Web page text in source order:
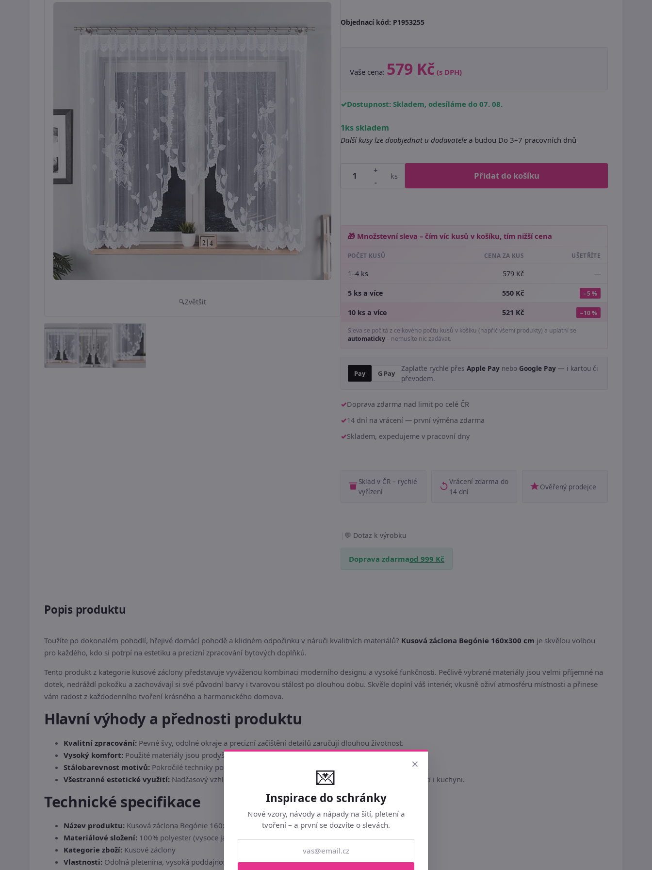
Zvětšit
Objednací kód: P1953255
Vaše cena: 579 Kč (s DPH)
Dostupnost: Skladem, odesíláme do 07. 08.
1ks skladem
Další kusy lze doobjednat u dodavatele a budou Do 3–7 pracovních dnů
+
-
ks Přidat do košíku
🎁 Množstevní sleva – čím víc kusů v košíku, tím nižší cena
POČET KUSŮ CENA ZA KUS UŠETŘÍTE
1–4 ks 579 Kč —
5 ks a více 550 Kč −5 %
10 ks a více 521 Kč −10 %
Sleva se počítá z celkového počtu kusů v košíku (napříč všemi produkty) a uplatní se
automaticky– nemusíte nic zadávat.
Pay G Pay
Zaplaťte rychle přes Apple Pay nebo Google Pay — i kartou či
převodem.
Doprava zdarma nad limit po celé ČR
14 dní na vrácení — první výměna zdarma
Skladem, expedujeme v pracovní dny
Sklad v ČR – rychlé
vyřízení
Vrácení zdarma do
14 dní
Ověřený prodejce
Dotaz k výrobku
Doprava zdarmaod 999 Kč
Popis produktu
Toužíte po dokonalém pohodlí, hřejivé domácí pohodě a klidném odpočinku v náruči kvalitních materiálů? Kusová záclona Begónie 160x300 cm je skvělou volbou
pro každého, kdo si potrpí na estetiku a precizní zpracování bytových doplňků.
Tento produkt z kategorie kusové záclony představuje vyváženou kombinaci moderního designu a vysoké funkčnosti. Pečlivě vybrané materiály jsou velmi příjemné na
dotek, nedráždí pokožku a zachovávají si své původní barvy i tvarovou stálost po dlouhou dobu. Skvěle doplní váš interiér, vkusně oživí atmosféru místnosti a přinese
vám radost z každodenního tvoření krásného a harmonického domova.
Hlavní výhody a přednosti produktu
Kvalitní zpracování: Pevné švy, odolné okraje a precizní začištění detailů zaručují dlouhou životnost.
Vysoký komfort: Použité materiály jsou prodyšné, šetrné k citlivé pokožce a velmi příjemné na omak.
Stálobarevnost motivů: Pokročilé techniky potisku či tkaní brání předčasnému vyblednutí barev při údržbě.
Všestranné estetické využití: Nadčasový vzhled, který se snadno kombinuje a zútulní obývací pokoj, ložnici i kuchyni.
Technické specifikace
Název produktu: Kusová záclona Begónie 160x300 cm
Materiálové složení: 100% polyester (vysoce jakostní žakár nebo voálová tkanina)
Kategorie zboží: Kusové záclony
Vlastnosti: Odolná pletenina, vysoká poddajnost, dlouhá životnost
×
💌
Inspirace do schránky
Nové vzory, návody a nápady na šití, pletení a
tvoření – a první se dozvíte o slevách.